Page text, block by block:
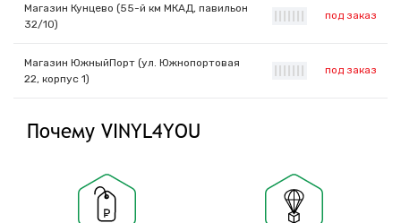
Магазин Кунцево (55-й км МКАД, павильон
32/10)
под заказ
Магазин ЮжныйПорт (ул. Южнопортовая
22, корпус 1)
под заказ
Почему VINYL4YOU